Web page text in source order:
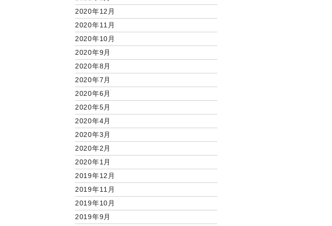
2020年12月
2020年11月
2020年10月
2020年9月
2020年8月
2020年7月
2020年6月
2020年5月
2020年4月
2020年3月
2020年2月
2020年1月
2019年12月
2019年11月
2019年10月
2019年9月